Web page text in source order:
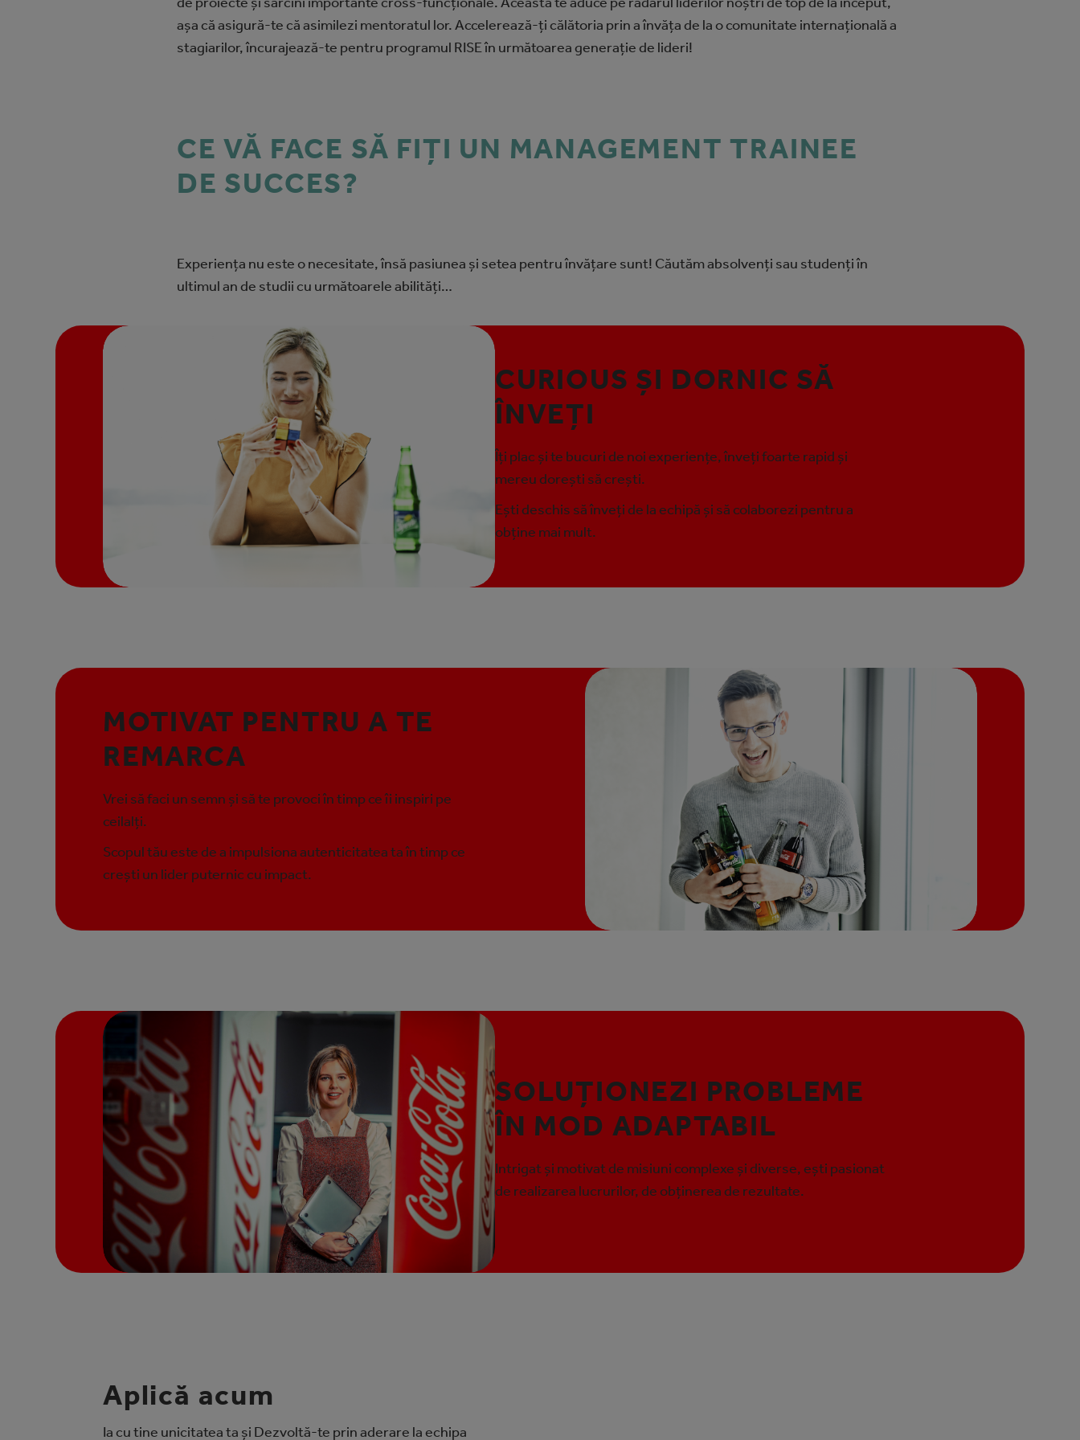
așa că asigură-te că asimilezi mentoratul lor. Accelerează-ţi călătoria prin a învăța de la o comunitate internațională a
stagiarilor, încurajează-te pentru programul RISE în următoarea generație de lideri!
CE VĂ FACE SĂ FIȚI UN MANAGEMENT TRAINEE
DE SUCCES?
Experiența nu este o necesitate, însă pasiunea și setea pentru învățare sunt! Căutăm absolvenți sau studenți în
ultimul an de studii cu următoarele abilități…
CURIOUS ȘI DORNIC SĂ
ÎNVEȚI
Îți plac și te bucuri de noi experiențe, înveți foarte rapid și
mereu dorești să crești.
Ești deschis să înveți de la echipă și să colaborezi pentru a
obține mai mult.
MOTIVAT PENTRU A TE
REMARCA
Vrei să faci un semn și să te provoci în timp ce îi inspiri pe
ceilalți.
Scopul tău este de a impulsiona autenticitatea ta în timp ce
crești un lider puternic cu impact.
SOLUȚIONEZI PROBLEME
ÎN MOD ADAPTABIL
Intrigat și motivat de misiuni complexe și diverse, ești pasionat
de realizarea lucrurilor, de obținerea de rezultate.
Aplică acum
Ia cu tine unicitatea ta și Dezvoltă-te prin aderare la echipa